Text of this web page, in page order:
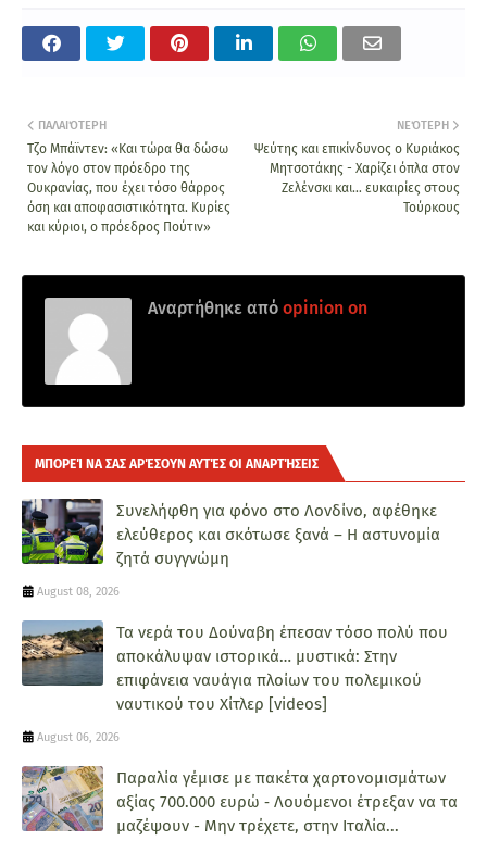
ΝΕΌΤΕΡΗ
Ψεύτης και επικίνδυνος ο Κυριάκος
Μητσοτάκης - Χαρίζει όπλα στον
Ζελένσκι και… ευκαιρίες στους
Τούρκους
ΠΑΛΑΙΌΤΕΡΗ
Τζο Μπάϊντεν: «Και τώρα θα δώσω
τον λόγο στον πρόεδρο της
Ουκρανίας, που έχει τόσο θάρρος
όση και αποφασιστικότητα. Κυρίες
και κύριοι, ο πρόεδρος Πούτιν»
Αναρτήθηκε από opinion on
ΜΠΟΡΕΊ ΝΑ ΣΑΣ ΑΡΈΣΟΥΝ ΑΥΤΈΣ ΟΙ ΑΝΑΡΤΉΣΕΙΣ
Συνελήφθη για φόνο στο Λονδίνο, αφέθηκε
ελεύθερος και σκότωσε ξανά – Η αστυνομία
ζητά συγγνώμη
August 08, 2026
Τα νερά του Δούναβη έπεσαν τόσο πολύ που
αποκάλυψαν ιστορικά… μυστικά: Στην
επιφάνεια ναυάγια πλοίων του πολεμικού
ναυτικού του Χίτλερ [videos]
August 06, 2026
Παραλία γέμισε με πακέτα χαρτονομισμάτων
αξίας 700.000 ευρώ ‑ Λουόμενοι έτρεξαν να τα
μαζέψουν - Μην τρέχετε, στην Ιταλία...